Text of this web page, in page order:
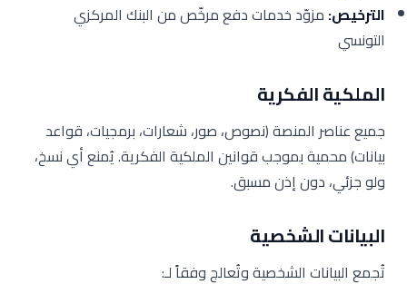
الترخيص: مزوّد خدمات دفع مرخّص من البنك المركزي
التونسي
الملكية الفكرية
جميع عناصر المنصة (نصوص، صور، شعارات، برمجيات، قواعد
بيانات) محمية بموجب قوانين الملكية الفكرية. يُمنع أي نسخ،
ولو جزئي، دون إذن مسبق.
البيانات الشخصية
تُجمع البيانات الشخصية وتُعالج وفقاً لـ: